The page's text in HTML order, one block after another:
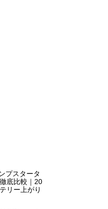
プスタータ
底比較｜20
リー上がり